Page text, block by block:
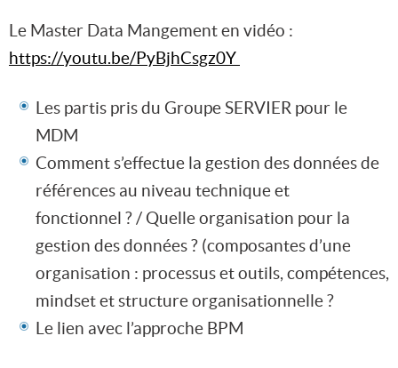
Le Master Data Mangement en vidéo :
https://youtu.be/PyBjhCsgz0Y
Les partis pris du Groupe SERVIER pour le
MDM
Comment s’effectue la gestion des données de
références au niveau technique et
fonctionnel ? / Quelle organisation pour la
gestion des données ? (composantes d’une
organisation : processus et outils, compétences,
mindset et structure organisationnelle ?
Le lien avec l’approche BPM